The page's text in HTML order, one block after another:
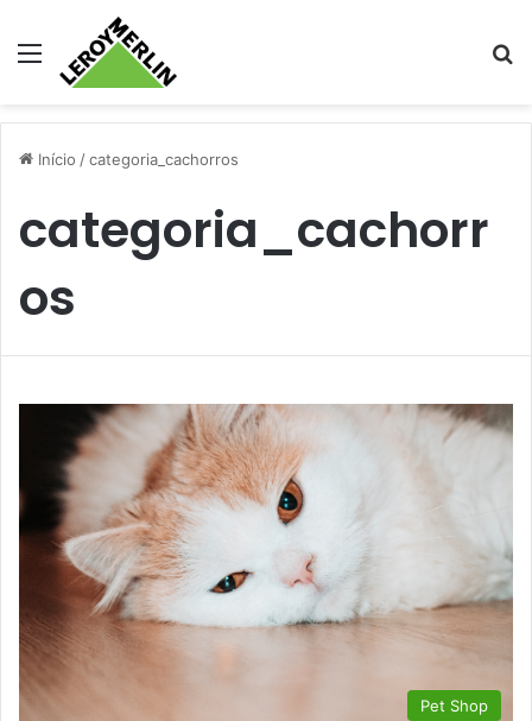
Menu
Início /categoria_cachorros
categoria_cachorr
os
Pet Shop